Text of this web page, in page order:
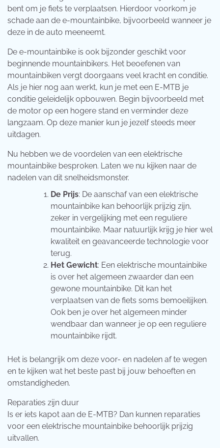
bent om je fiets te verplaatsen. Hierdoor voorkom je
schade aan de e-mountainbike, bijvoorbeeld wanneer je
deze in de auto meeneemt.
De e-mountainbike is ook bijzonder geschikt voor
beginnende mountainbikers. Het beoefenen van
mountainbiken vergt doorgaans veel kracht en conditie.
Als je hier nog aan werkt, kun je met een E-MTB je
conditie geleidelijk opbouwen. Begin bijvoorbeeld met
de motor op een hogere stand en verminder deze
langzaam. Op deze manier kun je jezelf steeds meer
uitdagen.
Nu hebben we de voordelen van een elektrische
mountainbike besproken. Laten we nu kijken naar de
nadelen van dit snelheidsmonster.
De Prijs: De aanschaf van een elektrische
mountainbike kan behoorlijk prijzig zijn,
zeker in vergelijking met een reguliere
mountainbike. Maar natuurlijk krijg je hier wel
kwaliteit en geavanceerde technologie voor
terug.
Het Gewicht: Een elektrische mountainbike
is over het algemeen zwaarder dan een
gewone mountainbike. Dit kan het
verplaatsen van de fiets soms bemoeilijken.
Ook ben je over het algemeen minder
wendbaar dan wanneer je op een reguliere
mountainbike rijdt.
Het is belangrijk om deze voor- en nadelen af te wegen
en te kijken wat het beste past bij jouw behoeften en
omstandigheden.
Reparaties zijn duur
Is er iets kapot aan de E-MTB? Dan kunnen reparaties
voor een elektrische mountainbike behoorlijk prijzig
uitvallen.